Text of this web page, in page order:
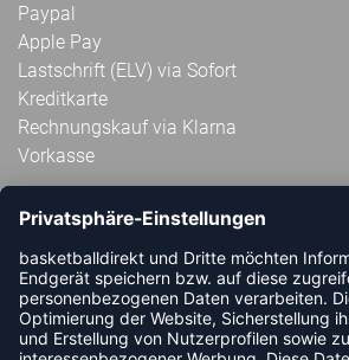
Paypal
Apple Pay
Lastschrift (ELV) via Sofort
Kreditkarte
Rechnungskauf via Klarna
Vorkasse
ABONNIERE JETZT DEN KOSTENLOSEN
HANDBALLDIREKT-NEWSLETTER UND
NEUIGKEIT ODER AKTION MEHR.
JETZT ANMELDEN